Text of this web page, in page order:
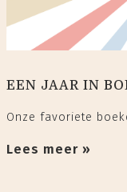
EEN JAAR IN
Onze favoriete
Lees meer »